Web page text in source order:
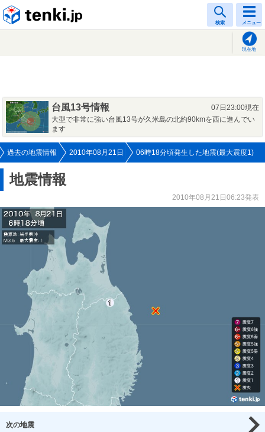
検索 メニュー
現在地
台風13号情報
07日23:00現在
大型で非常に強い台風13号が久米島の北約90kmを西に進んでい
ます
過去の地震情報 2010年08月21日 06時18分頃発生した地震(最大震度1)
地震情報
2010年08月21日06:23発表
次の地震